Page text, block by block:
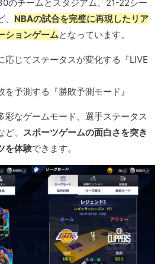
のチームとスタジアム、21-22シー
NBAの試合を完璧に再現したリア
ションゲームとなっています。
応じてステータスが変化する『LIVE
を予測する『勝敗予測モード』
彩なゲームモード、選手ステータス
、 スポーツゲームの面白さを突き
を体験できます。